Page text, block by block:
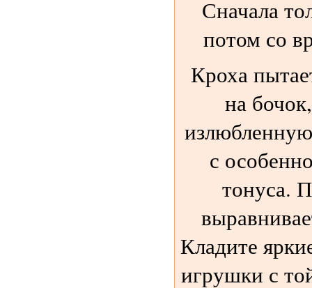
Сначала
потом со
Кроха
на
с
тонуса.
Кладите
игрушки с